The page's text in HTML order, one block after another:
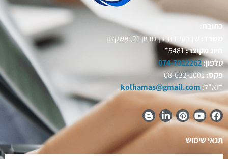
כתובת:
משרד:
שדרות דוד בן גוריון 21, אשקלון
חיוג מקוצר:5481*
טלפון:074-7022262
פקס:08-632-1001
דוא"ל: kolhamas@gmail.com
תנאי שימוש